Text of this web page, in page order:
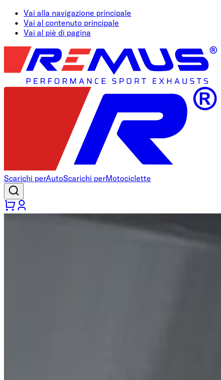
Vai alla navigazione principale
Vai al contenuto principale
Vai al piè di pagina
Scarichi perAutoScarichi perMotociclette